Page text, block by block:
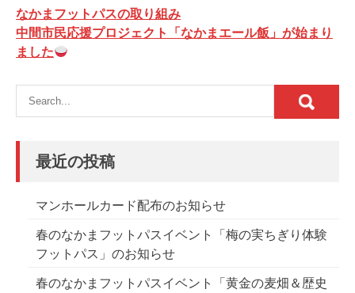
投
稿
ナ
ビ
ゲ
シ
ョ
ン
なかまフットパスの取り組み
中間市民応援プロジェクト「なかまエール飯」が始まり
ました
最近の投稿
マンホールカード配布のお知らせ
春のなかまフットパスイベント「梅の実ちぎり体験
フットパス」のお知らせ
春のなかまフットパスイベント「黄金の麦畑＆歴史